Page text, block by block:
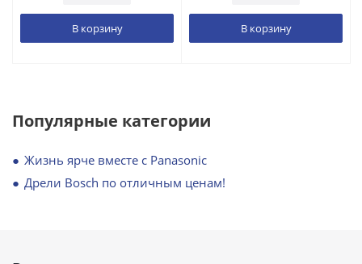
В корзину В корзину
Популярные категории
Жизнь ярче вместе с Panasonic
Дрели Bosch по отличным ценам!